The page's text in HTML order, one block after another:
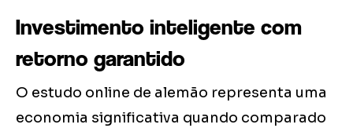
Investimento inteligente com
retorno garantido
O estudo online de alemão representa uma
economia significativa quando comparado